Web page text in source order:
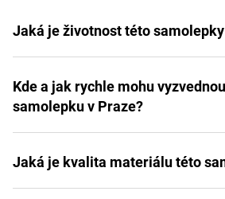
Jaká je životnost této
Kde a jak rychle mohu
samolepku v Praze?
Jaká je kvalita materiálu této